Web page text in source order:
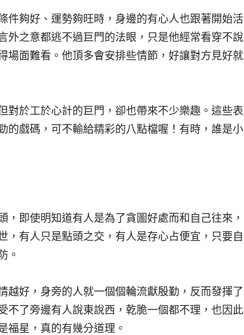
件夠好、運勢夠旺時，身邊的有心人也跟著開始活
外之意都逃不過巨門的法眼，只是他經常看穿不說
場面難看。他頂多會安排些情節，好讓對方見好就
對於工於心計的巨門，卻也帶來不少樂趣。這些表
的戲碼，可不輸給精彩的八點檔喔！有時，誰是小
，即使明知道有人是為了貪圖好處而和自己往來，
，有人只是點頭之交，有人是存心占便宜，只要自
。
越好，身旁的人就一個個輪流獻殷勤，反而發揮了
不了旁邊有人說東說西，乾脆一個都不理，也因此
福星，真的有幾分道理。